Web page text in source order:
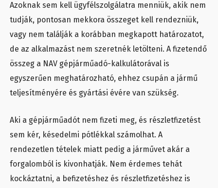
Azoknak sem kell ügyfélszolgálatra menniük, akik nem
tudják, pontosan mekkora összeget kell rendezniük,
vagy nem találják a korábban megkapott határozatot,
de az alkalmazást nem szeretnék letölteni. A fizetendő
összeg a NAV gépjárműadó-kalkulátorával is
egyszerűen meghatározható, ehhez csupán a jármű
teljesítményére és gyártási évére van szükség.
Aki a gépjárműadót nem fizeti meg, és részletfizetést
sem kér, késedelmi pótlékkal számolhat. A
rendezetlen tételek miatt pedig a járművet akár a
forgalomból is kivonhatják. Nem érdemes tehát
kockáztatni, a befizetéshez és részletfizetéshez is